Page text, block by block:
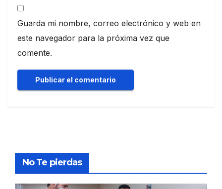
Guarda mi nombre, correo electrónico y web en
este navegador para la próxima vez que
comente.
No Te pierdas